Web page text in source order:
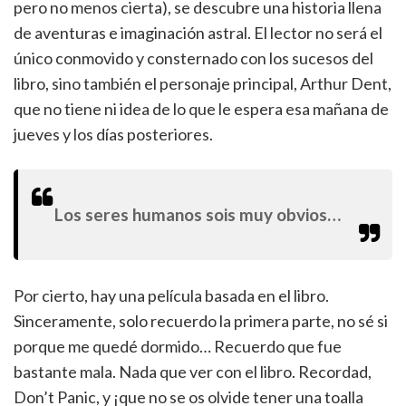
pero no menos cierta), se descubre una historia llena
de aventuras e imaginación astral. El lector no será el
único conmovido y consternado con los sucesos del
libro, sino también el personaje principal, Arthur Dent,
que no tiene ni idea de lo que le espera esa mañana de
jueves y los días posteriores.
Los seres humanos sois muy obvios…
Por cierto, hay una película basada en el libro.
Sinceramente, solo recuerdo la primera parte, no sé si
porque me quedé dormido… Recuerdo que fue
bastante mala. Nada que ver con el libro. Recordad,
Don’t Panic, y ¡que no se os olvide tener una toalla